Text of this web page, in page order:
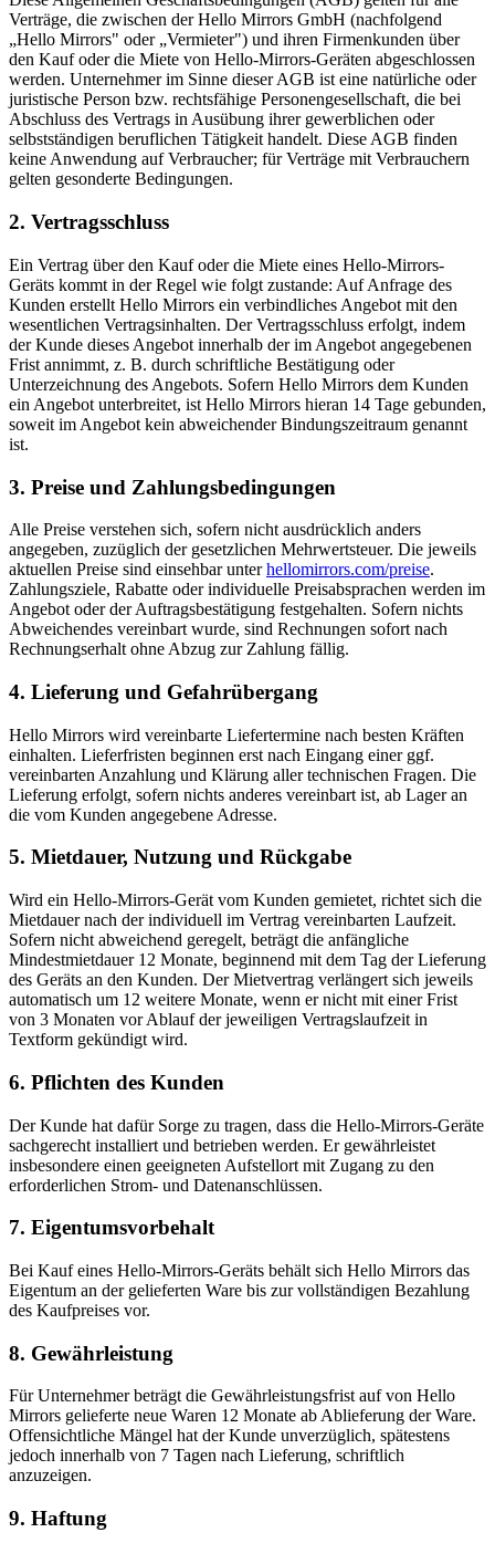
Verträge, die zwischen der Hello Mirrors GmbH (nachfolgend
„Hello Mirrors" oder „Vermieter") und ihren Firmenkunden über
den Kauf oder die Miete von Hello-Mirrors-Geräten abgeschlossen
werden. Unternehmer im Sinne dieser AGB ist eine natürliche oder
juristische Person bzw. rechtsfähige Personengesellschaft, die bei
Abschluss des Vertrags in Ausübung ihrer gewerblichen oder
selbstständigen beruflichen Tätigkeit handelt. Diese AGB finden
keine Anwendung auf Verbraucher; für Verträge mit Verbrauchern
gelten gesonderte Bedingungen.
2. Vertragsschluss
Ein Vertrag über den Kauf oder die Miete eines Hello-Mirrors-
Geräts kommt in der Regel wie folgt zustande: Auf Anfrage des
Kunden erstellt Hello Mirrors ein verbindliches Angebot mit den
wesentlichen Vertragsinhalten. Der Vertragsschluss erfolgt, indem
der Kunde dieses Angebot innerhalb der im Angebot angegebenen
Frist annimmt, z. B. durch schriftliche Bestätigung oder
Unterzeichnung des Angebots. Sofern Hello Mirrors dem Kunden
ein Angebot unterbreitet, ist Hello Mirrors hieran 14 Tage gebunden,
soweit im Angebot kein abweichender Bindungszeitraum genannt
ist.
3. Preise und Zahlungsbedingungen
Alle Preise verstehen sich, sofern nicht ausdrücklich anders
angegeben, zuzüglich der gesetzlichen Mehrwertsteuer. Die jeweils
aktuellen Preise sind einsehbar unter hellomirrors.com/preise.
Zahlungsziele, Rabatte oder individuelle Preisabsprachen werden im
Angebot oder der Auftragsbestätigung festgehalten. Sofern nichts
Abweichendes vereinbart wurde, sind Rechnungen sofort nach
Rechnungserhalt ohne Abzug zur Zahlung fällig.
4. Lieferung und Gefahrübergang
Hello Mirrors wird vereinbarte Liefertermine nach besten Kräften
einhalten. Lieferfristen beginnen erst nach Eingang einer ggf.
vereinbarten Anzahlung und Klärung aller technischen Fragen. Die
Lieferung erfolgt, sofern nichts anderes vereinbart ist, ab Lager an
die vom Kunden angegebene Adresse.
5. Mietdauer, Nutzung und Rückgabe
Wird ein Hello-Mirrors-Gerät vom Kunden gemietet, richtet sich die
Mietdauer nach der individuell im Vertrag vereinbarten Laufzeit.
Sofern nicht abweichend geregelt, beträgt die anfängliche
Mindestmietdauer 12 Monate, beginnend mit dem Tag der Lieferung
des Geräts an den Kunden. Der Mietvertrag verlängert sich jeweils
automatisch um 12 weitere Monate, wenn er nicht mit einer Frist
von 3 Monaten vor Ablauf der jeweiligen Vertragslaufzeit in
Textform gekündigt wird.
6. Pflichten des Kunden
Der Kunde hat dafür Sorge zu tragen, dass die Hello-Mirrors-Geräte
sachgerecht installiert und betrieben werden. Er gewährleistet
insbesondere einen geeigneten Aufstellort mit Zugang zu den
erforderlichen Strom- und Datenanschlüssen.
7. Eigentumsvorbehalt
Bei Kauf eines Hello-Mirrors-Geräts behält sich Hello Mirrors das
Eigentum an der gelieferten Ware bis zur vollständigen Bezahlung
des Kaufpreises vor.
8. Gewährleistung
Für Unternehmer beträgt die Gewährleistungsfrist auf von Hello
Mirrors gelieferte neue Waren 12 Monate ab Ablieferung der Ware.
Offensichtliche Mängel hat der Kunde unverzüglich, spätestens
jedoch innerhalb von 7 Tagen nach Lieferung, schriftlich
anzuzeigen.
9. Haftung